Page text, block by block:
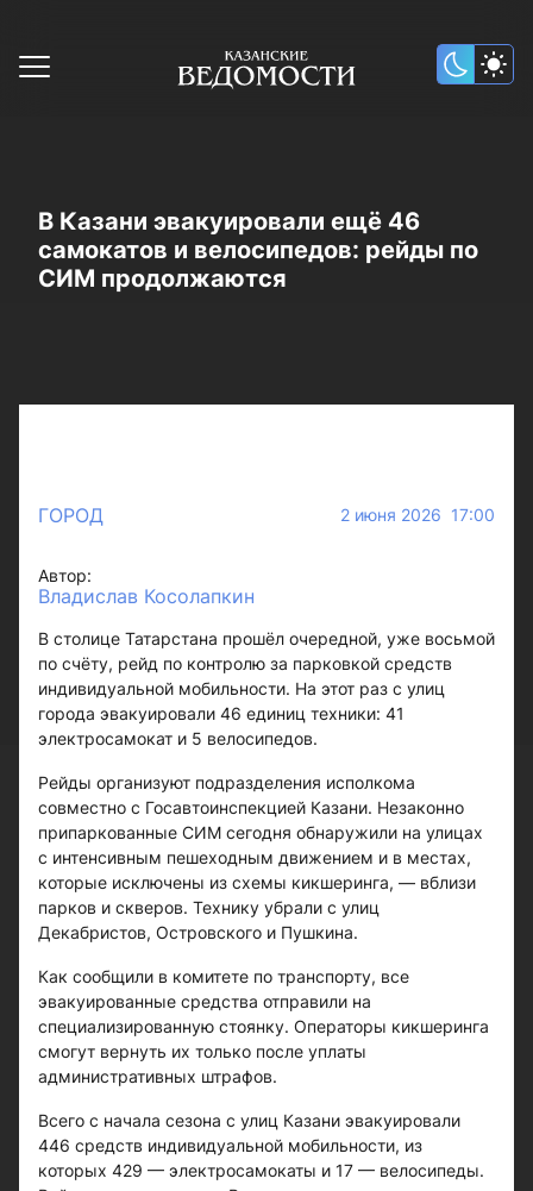
В Казани эвакуировали ещё 46
самокатов и велосипедов: рейды по
СИМ продолжаются
ГОРОД 2 июня 2026 17:00
Автор:
Владислав Косолапкин
В столице Татарстана прошёл очередной, уже восьмой
по счёту, рейд по контролю за парковкой средств
индивидуальной мобильности. На этот раз с улиц
города эвакуировали 46 единиц техники: 41
электросамокат и 5 велосипедов.
Рейды организуют подразделения исполкома
совместно с Госавтоинспекцией Казани. Незаконно
припаркованные СИМ сегодня обнаружили на улицах
с интенсивным пешеходным движением и в местах,
которые исключены из схемы кикшеринга, — вблизи
парков и скверов. Технику убрали с улиц
Декабристов, Островского и Пушкина.
Как сообщили в комитете по транспорту, все
эвакуированные средства отправили на
специализированную стоянку. Операторы кикшеринга
смогут вернуть их только после уплаты
административных штрафов.
Всего с начала сезона с улиц Казани эвакуировали
446 средств индивидуальной мобильности, из
которых 429 — электросамокаты и 17 — велосипеды.